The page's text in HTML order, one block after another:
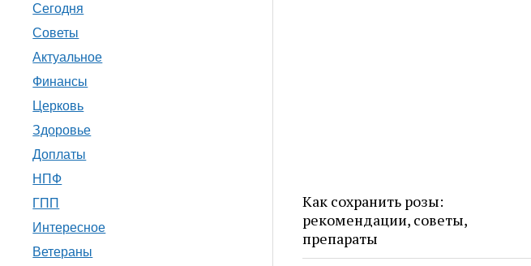
Сегодня
Советы
Актуальное
Финансы
Церковь
Здоровье
Доплаты
НПФ
ГПП
Интересное
Ветераны
Как сохранить розы:
рекомендации, советы,
препараты